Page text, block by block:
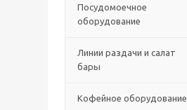
Посудомоечное
оборудование
Линии раздачи и салат
бары
Кофейное оборудование